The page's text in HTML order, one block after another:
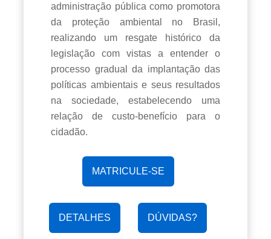
administração pública como promotora
da proteção ambiental no Brasil,
realizando um resgate histórico da
legislação com vistas a entender o
processo gradual da implantação das
políticas ambientais e seus resultados
na sociedade, estabelecendo uma
relação de custo-benefício para o
cidadão.
MATRICULE-SE
DETALHES DÚVIDAS?